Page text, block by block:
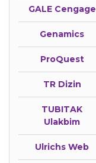
GALE Cengage
Genamics
ProQuest
TR Dizin
TUBITAK
Ulakbim
Ulrichs Web